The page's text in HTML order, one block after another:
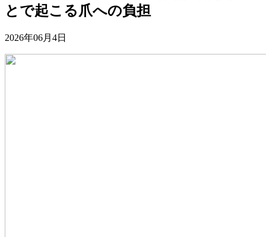
とで起こる爪への負担
2026年06月4日